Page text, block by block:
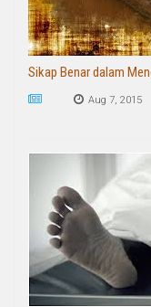
Sikap Benar dalam
Aug 7, 2015